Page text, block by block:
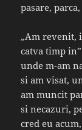
pasare,
„Am revenit,
catva timp
unde m-am
si am visat,
am muncit
si necazuri,
cred eu